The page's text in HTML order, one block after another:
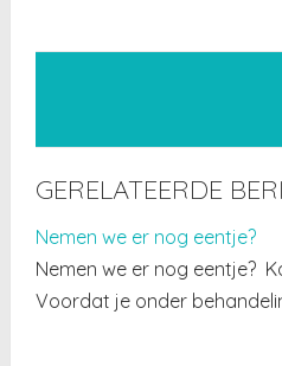
GERELATEERDE
Nemen we er nog eentje?
Nemen we er nog eentje?
Voordat je onder